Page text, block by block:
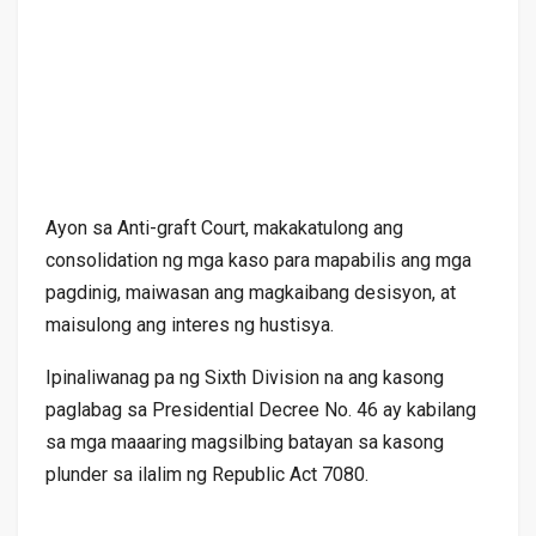
Ayon sa Anti-graft Court, makakatulong ang
consolidation ng mga kaso para mapabilis ang mga
pagdinig, maiwasan ang magkaibang desisyon, at
maisulong ang interes ng hustisya.
Ipinaliwanag pa ng Sixth Division na ang kasong
paglabag sa Presidential Decree No. 46 ay kabilang
sa mga maaaring magsilbing batayan sa kasong
plunder sa ilalim ng Republic Act 7080.